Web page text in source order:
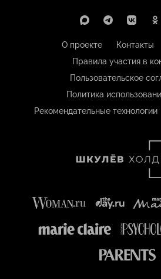
О проекте Контакты
Правила участия в
Пользовательское
Политика
Рекомендательные технологии